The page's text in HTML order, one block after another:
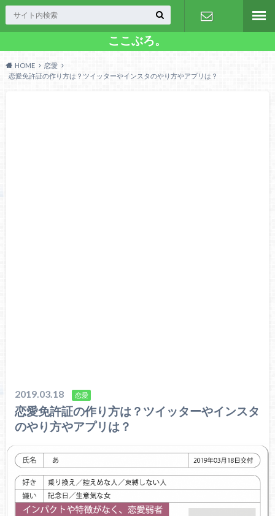
ここぶろ。
せ
HOME
恋愛
恋愛免許証の作り方は？ツイッターやインスタのやり方やアプリは？
2019.03.18 恋愛
恋愛免許証の作り方は？ツイッターやインスタ
のやり方やアプリは？